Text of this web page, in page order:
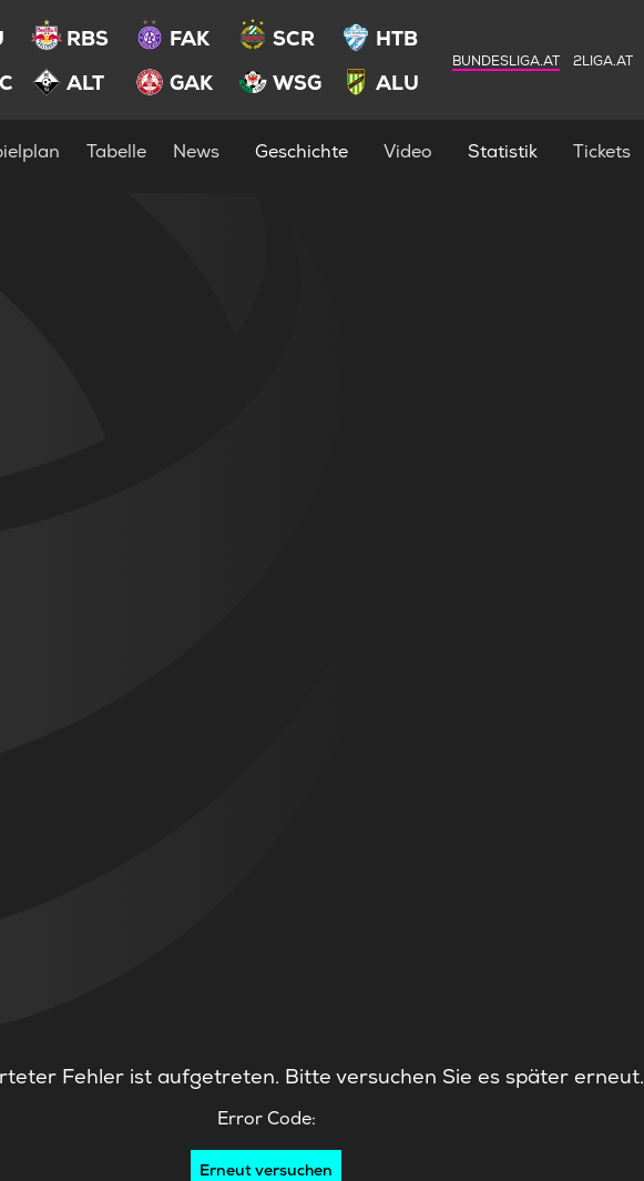
RBS FAK SCR
HTB
ALT GAK WSG ALU
BUNDESLIGA.AT 2LIGA.AT
Tabelle News Geschichte Video Statistik Tickets
Fehler ist aufgetreten. Bitte versuchen Sie es später erneut.
Error Code:
Erneut versuchen